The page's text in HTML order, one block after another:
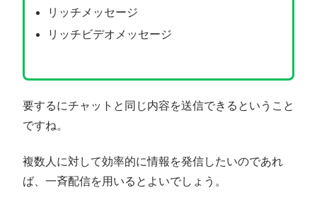
リッチメッセージ
リッチビデオメッセージ
要するにチャットと同じ内容を送信できるということ
ですね。
複数人に対して効率的に情報を発信したいのであれ
ば、一斉配信を用いるとよいでしょう。